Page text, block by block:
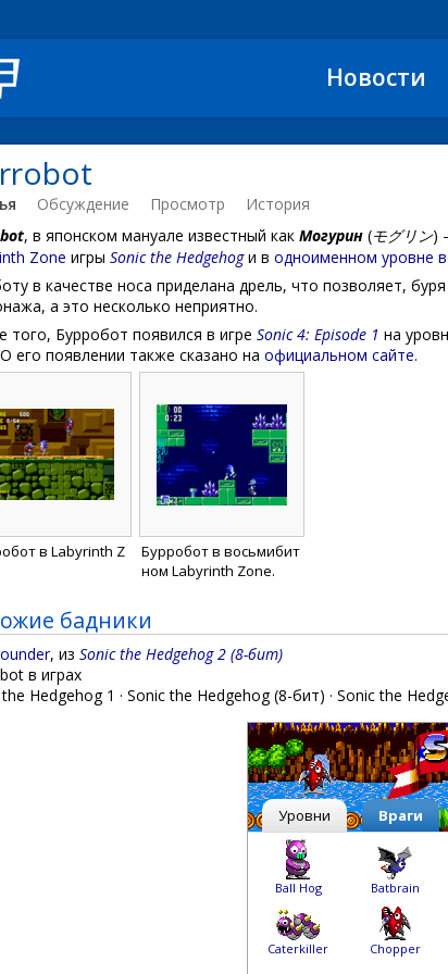
Новости
Обсуждение Просмотр История
, в японском мануале известный как Могурин (モグリン)
Zone игры Sonic the Hedgehogи в одноименном уровне
в качестве носа приделана дрель, что позволяет,
а это несколько неприятно.
того, Бурробот появился в игре Sonic 4: Episode 1 на
его появлении также сказано на официальном сайте.
в Labyrinth Z
Бурробот в восьмибит
ном Labyrinth Zone.
бадники
, изSonic the Hedgehog 2 (8-бит)
в играх
Hedgehog 1 · Sonic the Hedgehog (8-бит) · Sonic the
Уровни Враги
Ball Hog Batbrain
Caterkiller Chopper